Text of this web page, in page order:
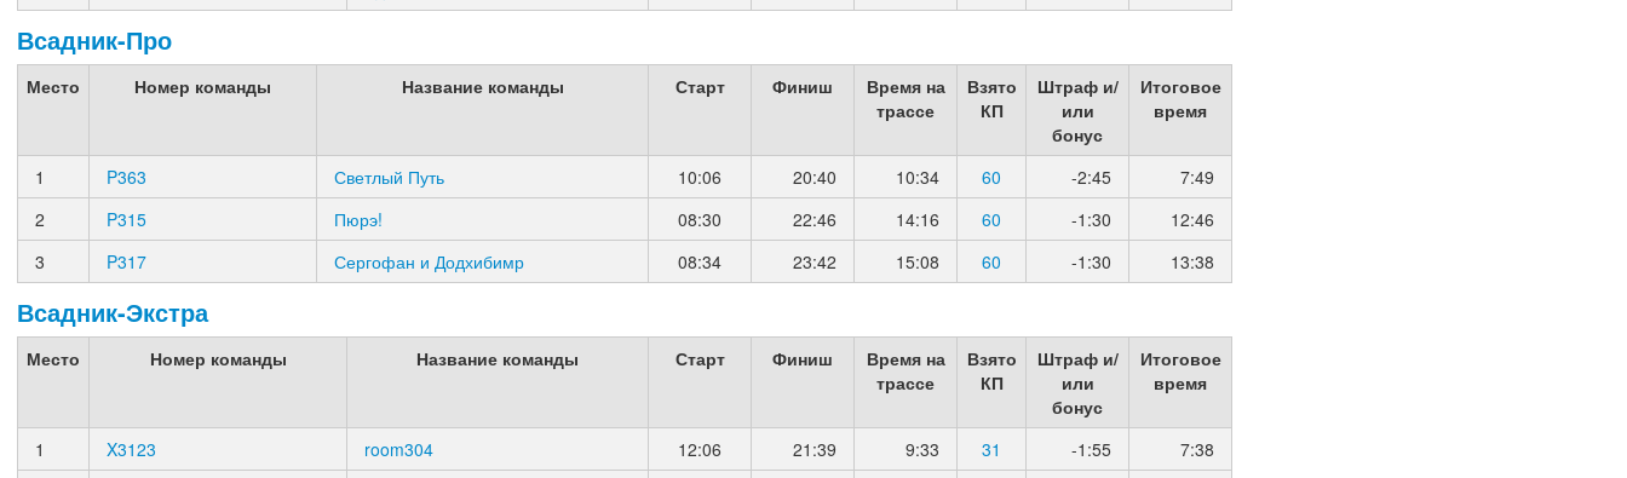
Всадник-Про
Место Номер команды Название команды Старт Финиш
Время на
трассе
Взято
КП
Штраф и/
или
бонус
Итоговое
время
1 P363 Светлый Путь 10:06 20:40 10:34 60 -2:45
7:49
2
P315 Пюрэ! 08:30 22:46 14:16 60 -1:30
12:46
3
P317 Сергофан и Додхибимр 08:34 23:42 15:08 60 -1:30 13:38
Всадник-Экстра
Место Номер команды Название команды Старт Финиш
Время на
трассе
Взято
КП
Штраф и/
или
бонус
Итоговое
время
1 X3123 room304 12:06 21:39 9:33 31 -1:55
7:38